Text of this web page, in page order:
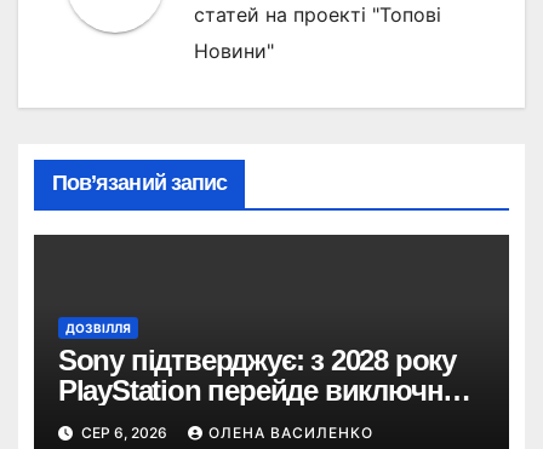
статей на проекті "Топові
Новини"
Пов’язаний запис
ДОЗВІЛЛЯ
Sony підтверджує: з 2028 року
PlayStation перейде виключно
на цифрові ігри
СЕР 6, 2026 ОЛЕНА ВАСИЛЕНКО